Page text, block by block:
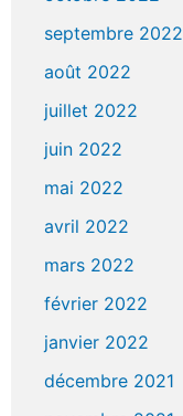
septembre 2022
août 2022
juillet 2022
juin 2022
mai 2022
avril 2022
mars 2022
février 2022
janvier 2022
décembre 2021